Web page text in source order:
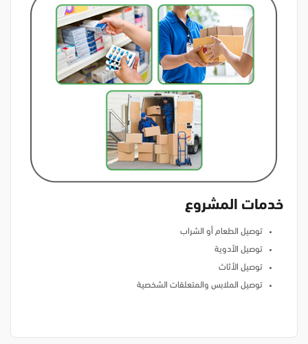
خدمات المشروع
توصيل الطعام أو الشراب
توصيل الأدوية
توصيل الأثاث
توصيل الملابس والمتعلقات الشخصية